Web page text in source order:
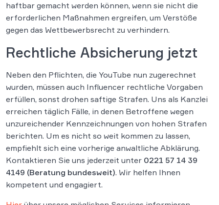
haftbar gemacht werden können, wenn sie nicht die
erforderlichen Maßnahmen ergreifen, um Verstöße
gegen das Wettbewerbsrecht zu verhindern.
Rechtliche Absicherung jetzt
Neben den Pflichten, die YouTube nun zugerechnet
wurden, müssen auch Influencer rechtliche Vorgaben
erfüllen, sonst drohen saftige Strafen. Uns als Kanzlei
erreichen täglich Fälle, in denen Betroffene wegen
unzureichender Kennzeichnungen von hohen Strafen
berichten. Um es nicht so weit kommen zu lassen,
empfiehlt sich eine vorherige anwaltliche Abklärung.
Kontaktieren Sie uns jederzeit unter 0221 57 14 39
4149 (Beratung bundesweit). Wir helfen Ihnen
kompetent und engagiert.